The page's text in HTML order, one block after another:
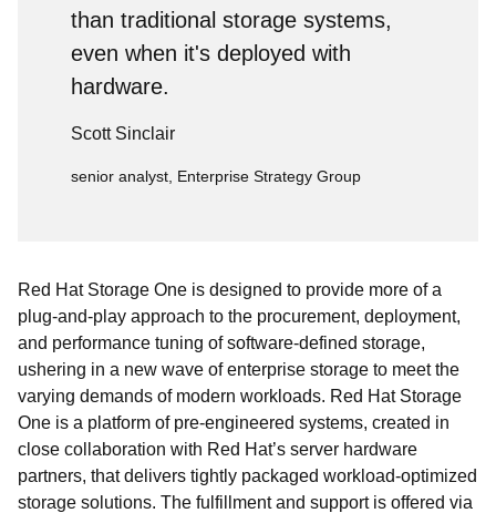
than traditional storage systems,
even when it's deployed with
hardware.
Scott Sinclair
senior analyst, Enterprise Strategy Group
Red Hat Storage One is designed to provide more of a
plug-and-play approach to the procurement, deployment,
and performance tuning of software-defined storage,
ushering in a new wave of enterprise storage to meet the
varying demands of modern workloads. Red Hat Storage
One is a platform of pre-engineered systems, created in
close collaboration with Red Hat’s server hardware
partners, that delivers tightly packaged workload-optimized
storage solutions. The fulfillment and support is offered via